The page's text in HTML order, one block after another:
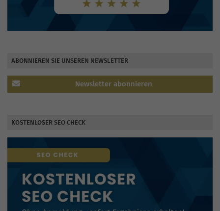
ABONNIEREN SIE UNSEREN NEWSLETTER
Newsletter abonnieren
KOSTENLOSER SEO CHECK